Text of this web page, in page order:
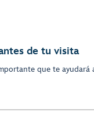
de tu visita
que te ayudará